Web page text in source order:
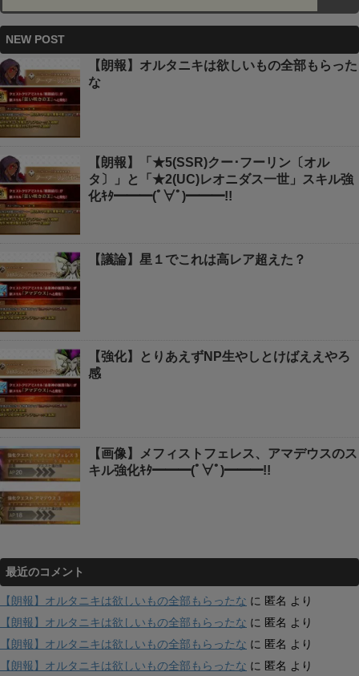
NEW POST
【朗報】オルタニキは欲しいもの全部もらった
な
【朗報】「★5(SSR)クー･フーリン〔オル
タ〕」と「★2(UC)レオニダス一世」スキル強
化ｷﾀ━━━(ﾟ∀ﾟ)━━━!!
【議論】星１でこれは高レア超えた？
【強化】とりあえずNP生やしとけばええやろ
感
【画像】メフィストフェレス、アマデウスのス
キル強化ｷﾀ━━━(ﾟ∀ﾟ)━━━!!
最近のコメント
【朗報】オルタニキは欲しいもの全部もらったな に 匿名 より
【朗報】オルタニキは欲しいもの全部もらったな に 匿名 より
【朗報】オルタニキは欲しいもの全部もらったな に 匿名 より
【朗報】オルタニキは欲しいもの全部もらったな に 匿名 より